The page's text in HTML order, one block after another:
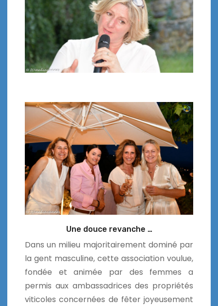
Une douce revanche …
Dans un milieu majoritairement dominé par
la gent masculine, cette association voulue,
fondée et animée par des femmes a
permis aux ambassadrices des propriétés
viticoles concernées de fêter joyeusement